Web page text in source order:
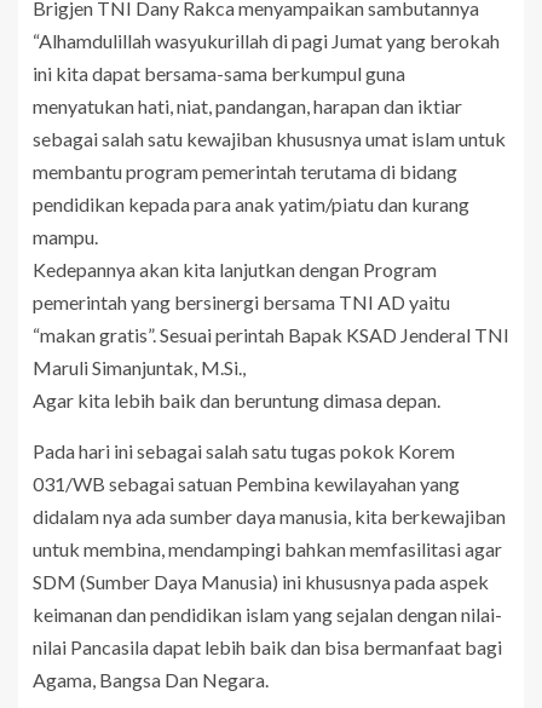
Brigjen TNI Dany Rakca menyampaikan sambutannya
“Alhamdulillah wasyukurillah di pagi Jumat yang berokah
ini kita dapat bersama-sama berkumpul guna
menyatukan hati, niat, pandangan, harapan dan iktiar
sebagai salah satu kewajiban khususnya umat islam untuk
membantu program pemerintah terutama di bidang
pendidikan kepada para anak yatim/piatu dan kurang
mampu.
Kedepannya akan kita lanjutkan dengan Program
pemerintah yang bersinergi bersama TNI AD yaitu
“makan gratis”. Sesuai perintah Bapak KSAD Jenderal TNI
Maruli Simanjuntak, M.Si.,
Agar kita lebih baik dan beruntung dimasa depan.
Pada hari ini sebagai salah satu tugas pokok Korem
031/WB sebagai satuan Pembina kewilayahan yang
didalam nya ada sumber daya manusia, kita berkewajiban
untuk membina, mendampingi bahkan memfasilitasi agar
SDM (Sumber Daya Manusia) ini khususnya pada aspek
keimanan dan pendidikan islam yang sejalan dengan nilai-
nilai Pancasila dapat lebih baik dan bisa bermanfaat bagi
Agama, Bangsa Dan Negara.